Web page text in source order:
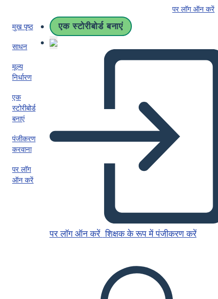
पर लॉग ऑन करें
मुख पृष्ठ
साधन
मूल्य
निर्धारण
एक
स्टोरीबोर्ड
बनाएं
पंजीकरण
करवाना
पर लॉग
ऑन करें
एक स्टोरीबोर्ड बनाएं
पर लॉग ऑन करें शिक्षक के रूप में पंजीकरण करें